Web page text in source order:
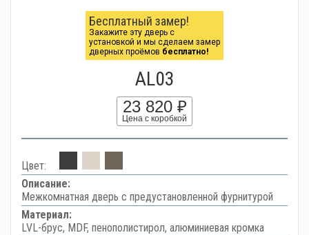
Бесплатный замер!
Закажите эту дверь с
установкой и мы сделаем замер
дверных проёмов бесплатно!
AL03
23 820 ₽
Цена с коробкой
Цвет:
Описание:
Межкомнатная дверь с предустановленной фурнитурой
Материал:
LVL-брус, MDF, пенополистирол, алюминиевая кромка